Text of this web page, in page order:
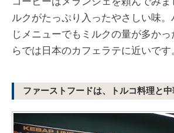
ルクがたっぷり入ったやさしい味。
じメニューでもミルクの量が多か
らでは日本のカフェラテに近いです
ファーストフードは、トルコ料理と